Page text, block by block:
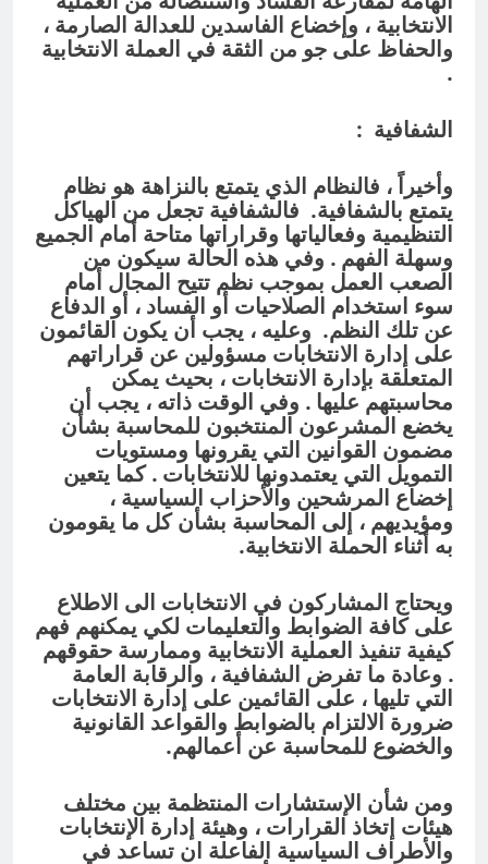
الانتخابية ، وإخضاع الفاسدين للعدالة الصارمة ،
والحفاظ على جو من الثقة في العملة الانتخابية
.
الشفافية :
وأخيراً ، فالنظام الذي يتمتع بالنزاهة هو نظام
يتمتع بالشفافية. فالشفافية تجعل من الهياكل
التنظيمية وفعالياتها وقراراتها متاحة أمام الجميع
وسهلة الفهم . وفي هذه الحالة سيكون من
الصعب العمل بموجب نظم تتيح المجال أمام
سوء استخدام الصلاحيات أو الفساد ، أو الدفاع
عن تلك النظم. وعليه ، يجب أن يكون القائمون
على إدارة الانتخابات مسؤولين عن قراراتهم
المتعلقة بإدارة الانتخابات ، بحيث يمكن
محاسبتهم عليها . وفي الوقت ذاته ، يجب أن
يخضع المشرعون المنتخبون للمحاسبة بشأن
مضمون القوانين التي يقرونها ومستويات
التمويل التي يعتمدونها للانتخابات . كما يتعين
إخضاع المرشحين والأحزاب السياسية ،
ومؤيديهم ، إلى المحاسبة بشأن كل ما يقومون
به أثناء الحملة الانتخابية.
ويحتاج المشاركون في الانتخابات الى الاطلاع
على كافة الضوابط والتعليمات لكي يمكنهم فهم
كيفية تنفيذ العملية الانتخابية وممارسة حقوقهم
. وعادة ما تفرض الشفافية ، والرقابة العامة
التي تليها ، على القائمين على إدارة الانتخابات
ضرورة الالتزام بالضوابط والقواعد القانونية
والخضوع للمحاسبة عن أعمالهم.
ومن شأن الإستشارات المنتظمة بين مختلف
هيئات إتخاذ القرارات ، وهيئة إدارة الإنتخابات
والأطراف السياسية الفاعلة ان تساعد في